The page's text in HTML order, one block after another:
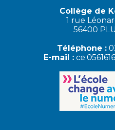
Collège de
1 rue
56400
Téléphone :
E-mail :